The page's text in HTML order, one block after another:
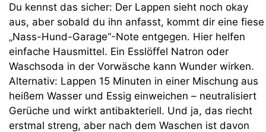
Du kennst das sicher: Der Lappen sieht noch okay
aus, aber sobald du ihn anfasst, kommt dir eine fiese
„Nass-Hund-Garage“-Note entgegen. Hier helfen
einfache Hausmittel. Ein Esslöffel Natron oder
Waschsoda in der Vorwäsche kann Wunder wirken.
Alternativ: Lappen 15 Minuten in einer Mischung aus
heißem Wasser und Essig einweichen – neutralisiert
Gerüche und wirkt antibakteriell. Und ja, das riecht
erstmal streng, aber nach dem Waschen ist davon